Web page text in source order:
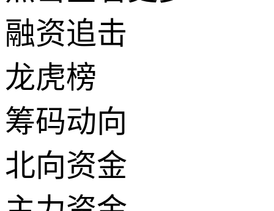
融资追击
龙虎榜
筹码动向
北向资金